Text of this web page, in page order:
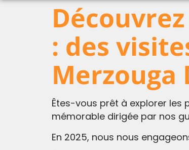
: des
Merzouga
Êtes-vous prêt à explorer les
mémorable dirigée par nos
En 2025, nous nous